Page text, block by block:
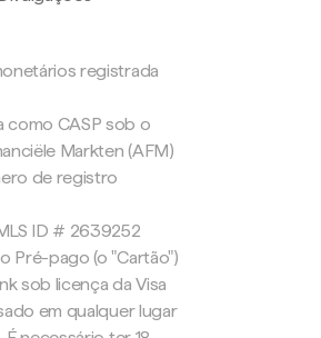
registrada
como CASP sob o
Markten (AFM)
de registro
ID # 2639252
Pré-pago (o "Cartão")
sob licença da Visa
em qualquer lugar